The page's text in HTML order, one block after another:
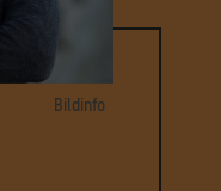
Bildinfo